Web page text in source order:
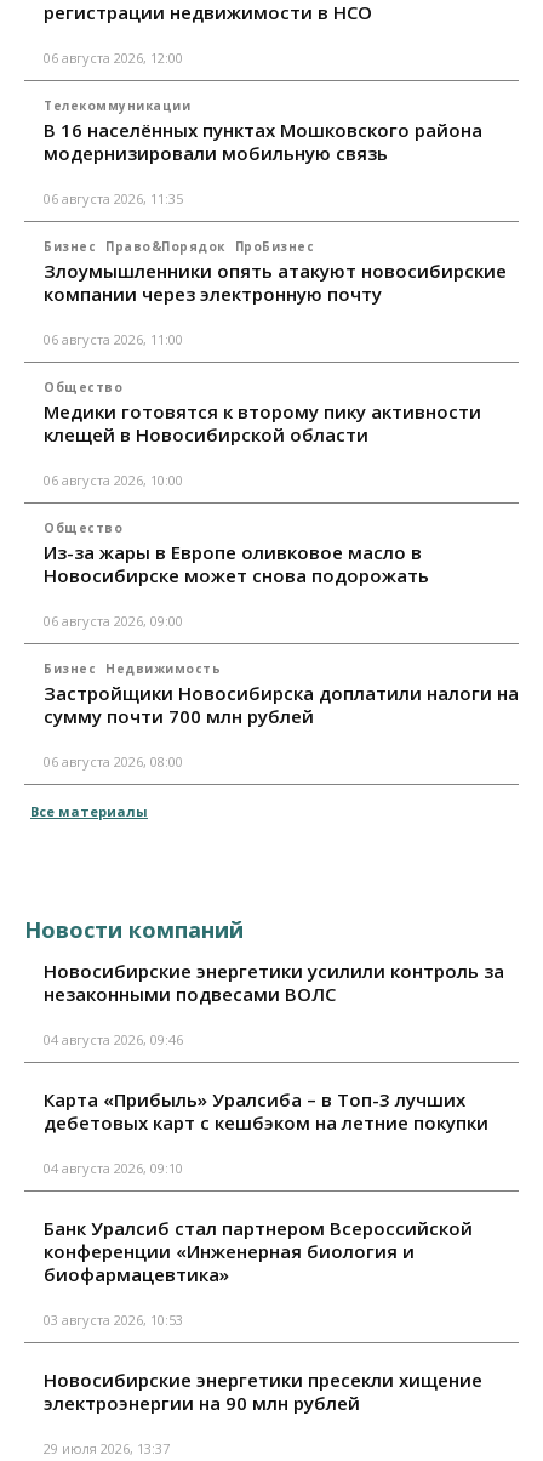
регистрации недвижимости в НСО
06 августа 2026, 12:00
Телекоммуникации
В 16 населённых пунктах Мошковского района
модернизировали мобильную связь
06 августа 2026, 11:35
Бизнес Право&Порядок ПроБизнес
Злоумышленники опять атакуют новосибирские
компании через электронную почту
06 августа 2026, 11:00
Общество
Медики готовятся к второму пику активности
клещей в Новосибирской области
06 августа 2026, 10:00
Общество
Из-за жары в Европе оливковое масло в
Новосибирске может снова подорожать
06 августа 2026, 09:00
Бизнес Недвижимость
Застройщики Новосибирска доплатили налоги на
сумму почти 700 млн рублей
06 августа 2026, 08:00
Все материалы
Новости компаний
Новосибирские энергетики усилили контроль за
незаконными подвесами ВОЛС
04 августа 2026, 09:46
Карта «Прибыль» Уралсиба – в Топ-3 лучших
дебетовых карт с кешбэком на летние покупки
04 августа 2026, 09:10
Банк Уралсиб стал партнером Всероссийской
конференции «Инженерная биология и
биофармацевтика»
03 августа 2026, 10:53
Новосибирские энергетики пресекли хищение
электроэнергии на 90 млн рублей
29 июля 2026, 13:37